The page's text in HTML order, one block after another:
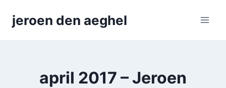
jeroen den aeghel
april 2017 – Jeroen